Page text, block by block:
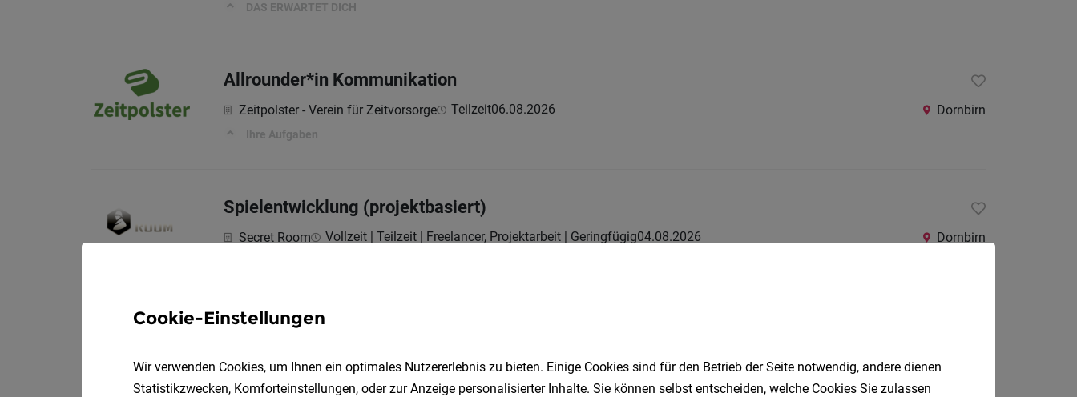
DAS ERWARTET DICH
Allrounder*in Kommunikation
Zeitpolster - Verein für Zeitvorsorge Teilzeit06.08.2026 Dornbirn
Ihre Aufgaben
Spielentwicklung (projektbasiert)
Secret Room Vollzeit | Teilzeit | Freelancer, Projektarbeit | Geringfügig04.08.2026 Dornbirn
Eventmanagement (geringfügig od. Teilzeit)
Secret Room Teilzeit | Geringfügig04.08.2026 Dornbirn
🕵️‍♀️ Was du bei uns machst:
Cookie-Einstellungen
Wir verwenden Cookies, um Ihnen ein optimales Nutzererlebnis zu bieten. Einige Cookies sind für den Betrieb der Seite notwendig, andere dienen
Statistikzwecken, Komforteinstellungen, oder zur Anzeige personalisierter Inhalte. Sie können selbst entscheiden, welche Cookies Sie zulassen